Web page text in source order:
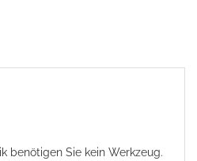
benötigen Sie kein Werkzeug.